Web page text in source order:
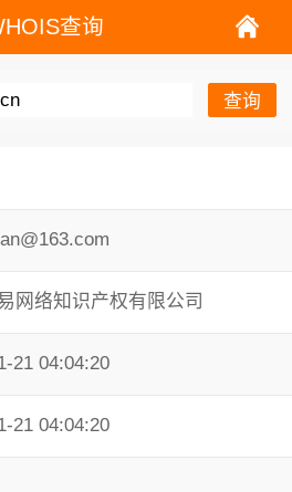
查询
网络知识产权有限公司
21 04:04:20
21 04:04:20